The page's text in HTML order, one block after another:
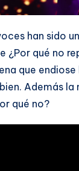
han sido
¿Por qué no
que
Además
qué no?